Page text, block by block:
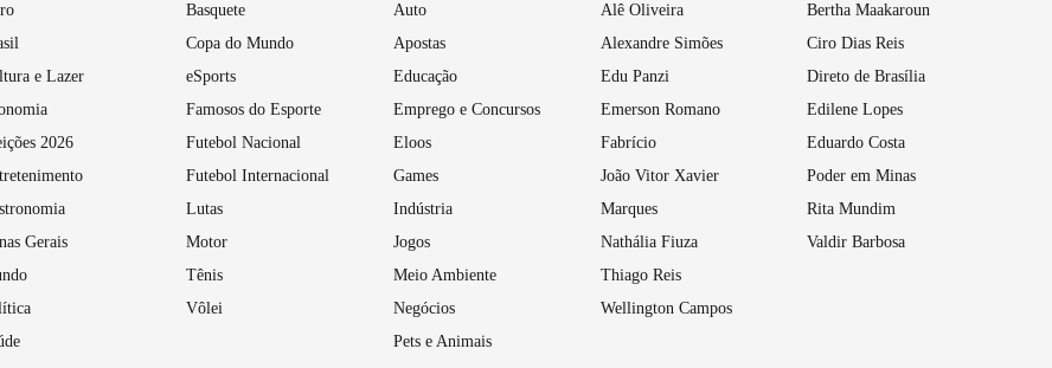
e Lazer
2026
Gerais
Basquete
Copa do Mundo
eSports
Famosos do Esporte
Futebol Nacional
Futebol Internacional
Lutas
Motor
Tênis
Vôlei
Auto
Apostas
Educação
Emprego e Concursos
Eloos
Games
Indústria
Jogos
Meio Ambiente
Negócios
Pets e Animais
Alê Oliveira
Alexandre Simões
Edu Panzi
Emerson Romano
Fabrício
João Vitor Xavier
Marques
Nathália Fiuza
Thiago Reis
Wellington Campos
Bertha Maakaroun
Ciro Dias Reis
Direto de Brasília
Edilene Lopes
Eduardo Costa
Poder em Minas
Rita Mundim
Valdir Barbosa